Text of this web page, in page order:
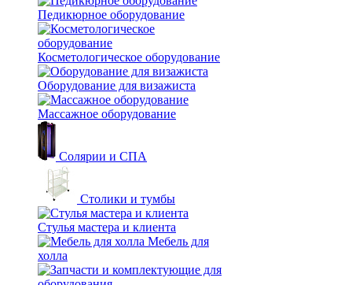
Педикюрное оборудование
Косметологическое оборудование
Оборудование для визажиста
Массажное оборудование
Солярии и СПА
Столики и тумбы
Стулья мастера и клиента
Мебель для
холла